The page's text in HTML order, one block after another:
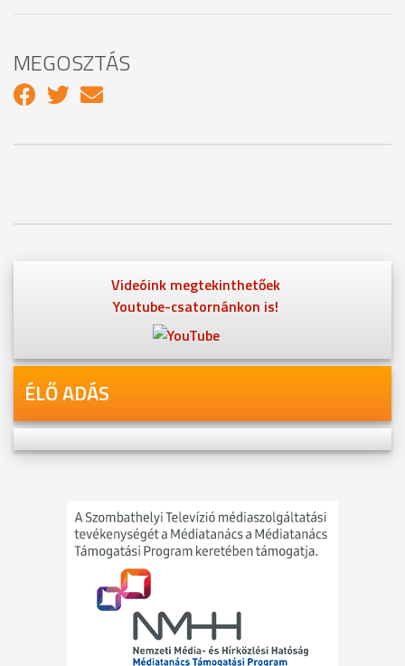
MEGOSZTÁS
Videóink megtekinthetőek
Youtube-csatornánkon is!
ÉLŐ ADÁS